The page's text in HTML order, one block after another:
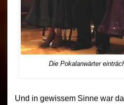
Die Pokalanwärter
Und in gewissem Sinne war